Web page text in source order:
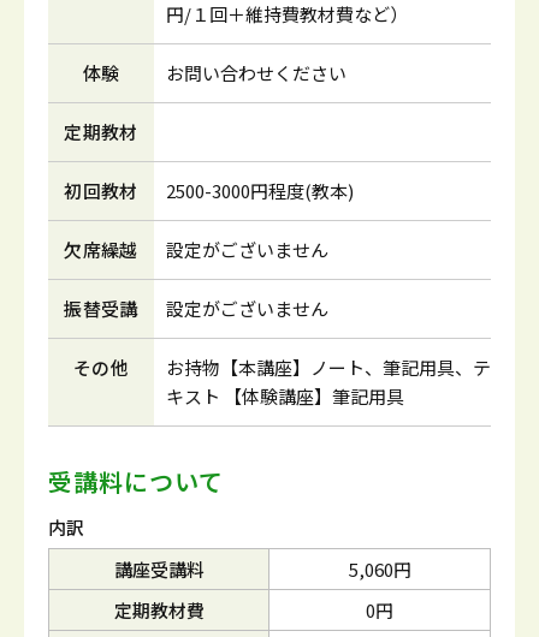
円/１回＋維持費教材費など）
体験 お問い合わせください
定期教材
初回教材 2500-3000円程度(教本)
欠席繰越 設定がございません
振替受講 設定がございません
その他
お持物【本講座】ノート、筆記用具、テ
キスト 【体験講座】筆記用具
受講料について
内訳
講座受講料
5,060円
定期教材費
0円